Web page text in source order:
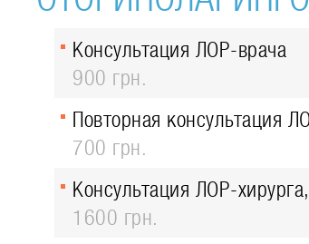
Консультация ЛОР-врача
900 грн.
Повторная консультация
700 грн.
Консультация ЛОР-
1600 грн.